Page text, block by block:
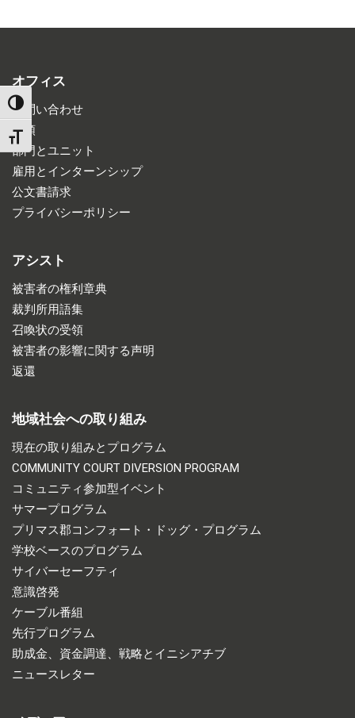
TOGGLE HIGH CONTRAST
TOGGLE FONT SIZE
オフィス
お問い合わせ
道順
部門とユニット
雇用とインターンシップ
公文書請求
プライバシーポリシー
アシスト
被害者の権利章典
裁判所用語集
召喚状の受領
被害者の影響に関する声明
返還
地域社会への取り組み
現在の取り組みとプログラム
COMMUNITY COURT DIVERSION PROGRAM
コミュニティ参加型イベント
サマープログラム
プリマス郡コンフォート・ドッグ・プログラム
学校ベースのプログラム
サイバーセーフティ
意識啓発
ケーブル番組
先行プログラム
助成金、資金調達、戦略とイニシアチブ
ニュースレター